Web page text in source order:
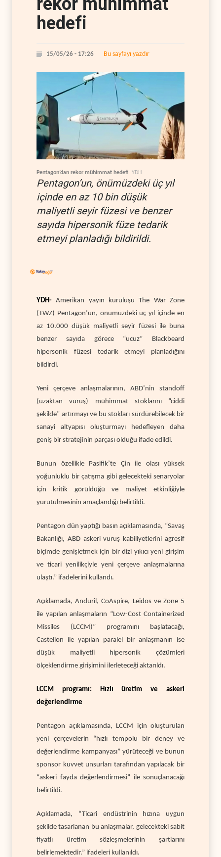
hedefi
15/05/26 - 17:26 Bu sayfayı yazdır
Pentagon’dan rekor mühimmat hedefi YDH
Pentagon’un, önümüzdeki üç yıl
içinde en az 10 bin düşük
maliyetli seyir füzesi ve benzer
sayıda hipersonik füze tedarik
etmeyi planladığı bildirildi.
YDH- Amerikan yayın kuruluşu The War Zone
(TWZ) Pentagon’un, önümüzdeki üç yıl içinde en
az 10.000 düşük maliyetli seyir füzesi ile buna
benzer sayıda görece “ucuz” Blackbeard
hipersonik füzesi tedarik etmeyi planladığını
bildirdi.
Yeni çerçeve anlaşmalarının, ABD’nin standoff
(uzaktan vuruş) mühimmat stoklarını “ciddi
şekilde” artırmayı ve bu stokları sürdürebilecek bir
sanayi altyapısı oluşturmayı hedefleyen daha
geniş bir stratejinin parçası olduğu ifade edildi.
Bunun özellikle Pasifik’te Çin ile olası yüksek
yoğunluklu bir çatışma gibi gelecekteki senaryolar
için kritik görüldüğü ve maliyet etkinliğiyle
yürütülmesinin amaçlandığı belirtildi.
Pentagon dün yaptığı basın açıklamasında, “Savaş
Bakanlığı, ABD askeri vuruş kabiliyetlerini agresif
biçimde genişletmek için bir dizi yıkıcı yeni girişim
ve ticari yenilikçiyle yeni çerçeve anlaşmalarına
ulaştı.” ifadelerini kullandı.
Açıklamada, Anduril, CoAspire, Leidos ve Zone 5
ile yapılan anlaşmaların “Low-Cost Containerized
Missiles (LCCM)” programını başlatacağı,
Castelion ile yapılan paralel bir anlaşmanın ise
düşük maliyetli hipersonik çözümleri
ölçeklendirme girişimini ilerleteceği aktarıldı.
LCCM programı: Hızlı üretim ve askeri
değerlendirme
Pentagon açıklamasında, LCCM için oluşturulan
yeni çerçevelerin “hızlı tempolu bir deney ve
değerlendirme kampanyası” yürüteceği ve bunun
sponsor kuvvet unsurları tarafından yapılacak bir
“askeri fayda değerlendirmesi” ile sonuçlanacağı
belirtildi.
Açıklamada, “Ticari endüstrinin hızına uygun
şekilde tasarlanan bu anlaşmalar, gelecekteki sabit
fiyatlı üretim sözleşmelerinin şartlarını
belirlemektedir.” ifadeleri kullanıldı.